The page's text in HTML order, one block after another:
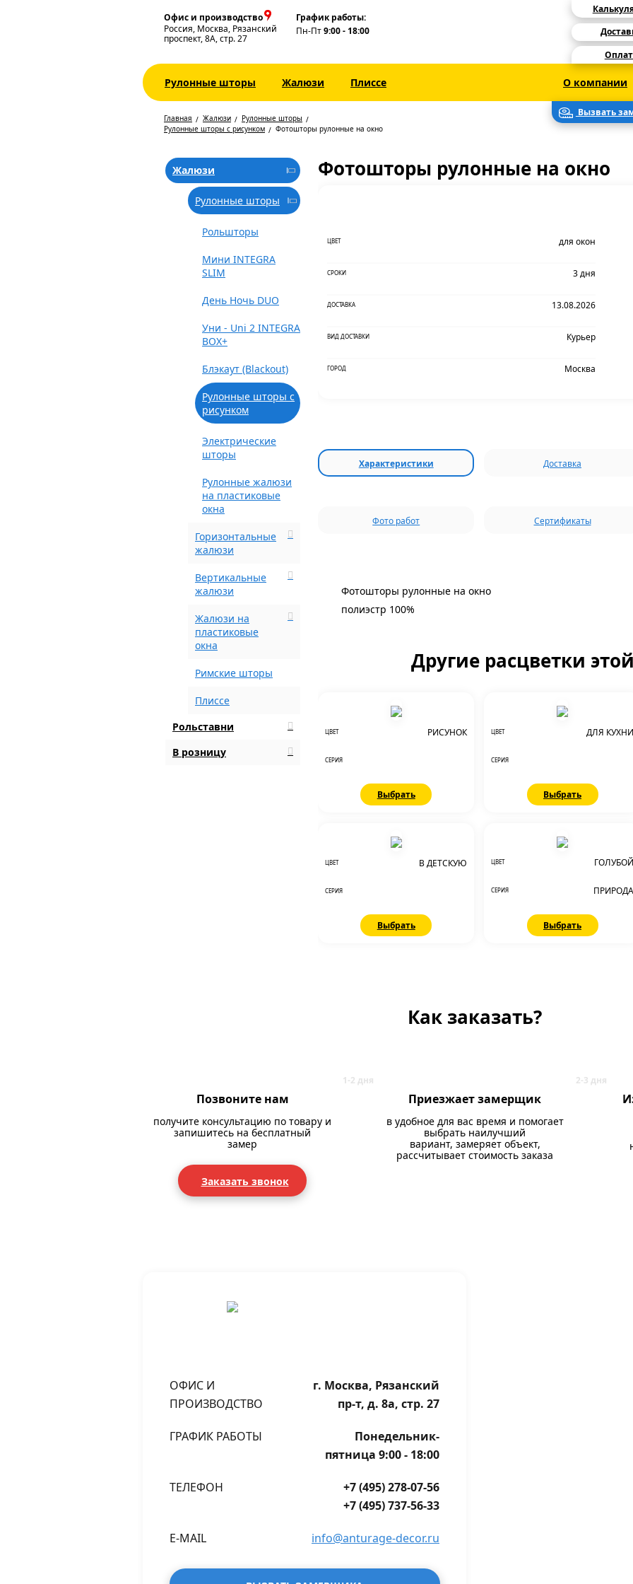
Офис и производство
Россия, Москва, Рязанский
проспект, 8А, стр. 27
График работы:
Пн-Пт9:00 - 18:00
Рулонные шторы Жалюзи Плиссе О компании
Вызвать
Главная Жалюзи
Рулонные шторы
Рулонные шторы с рисунком
Фотошторы рулонные на окно
Жалюзи
Рулонные шторы
Рольшторы
Мини INTEGRA
SLIM
День Ночь DUO
Уни - Uni 2 INTEGRA
BOX+
Блэкаут (Blackout)
Рулонные шторы с
рисунком
Электрические
шторы
Рулонные жалюзи
на пластиковые
окна
Горизонтальные
жалюзи
Вертикальные
жалюзи
Жалюзи на
пластиковые
окна
Римские шторы
Плиссе
Рольставни
В розницу
Фотошторы рулонные на окно
ЦВЕТ для окон
СРОКИ 3 дня
ДОСТАВКА 13.08.2026
ВИД ДОСТАВКИ Курьер
ГОРОД Москва
Характеристики Доставка
Фото работ Сертификаты
Фотошторы рулонные на окно
полиэстр 100%
Другие расцветки
ЦВЕТ РИСУНОК
СЕРИЯ
Выбрать
ЦВЕТ ДЛЯ КУХНИ
СЕРИЯ
Выбрать
ЦВЕТ В ДЕТСКУЮ
СЕРИЯ
Выбрать
ЦВЕТ ГОЛУБОЙ
СЕРИЯ ПРИРОДА
Выбрать
Как заказать?
Позвоните нам
получите консультацию по товару и
запишитесь на бесплатный
замер
Заказать звонок
Приезжает замерщик
в удобное для вас время и помогает
выбрать наилучший
вариант, замеряет объект,
рассчитывает стоимость заказа
ОФИС И
ПРОИЗВОДСТВО
г. Москва, Рязанский
пр-т, д. 8а, стр. 27
ГРАФИК РАБОТЫ
Понедельник-
пятница 9:00 - 18:00
ТЕЛЕФОН
+7 (495) 278-07-56
+7 (495) 737-56-33
E-MAIL info@anturage-decor.ru